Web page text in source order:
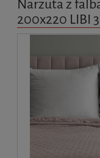
Narzuta z
200x220 LIBI 3